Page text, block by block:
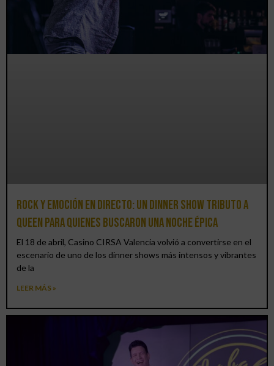
Rock y emoción en directo: un Dinner Show Tributo a
Queen para quienes buscaron una noche épica
El 18 de abril, Casino CIRSA Valencia volvió a convertirse en el
escenario de uno de los dinner shows más intensos y vibrantes
de la
LEER MÁS »